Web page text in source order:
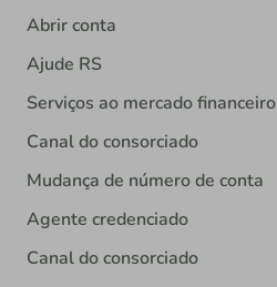
Abrir conta
Ajude RS
Serviços ao mercado financeiro
Canal do consorciado
Mudança de número de conta
Agente credenciado
Canal do consorciado